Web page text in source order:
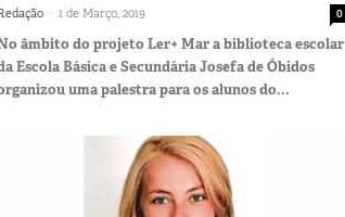
- 1 de Março, 2019 0
âmbito do projeto Ler+ Mar a biblioteca escolar
Escola Básica e Secundária Josefa de Óbidos
uma palestra para os alunos do...